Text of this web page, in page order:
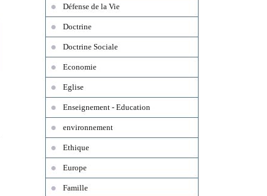
Défense de la Vie
Doctrine
Doctrine Sociale
Economie
Eglise
Enseignement - Education
environnement
Ethique
Europe
Famille